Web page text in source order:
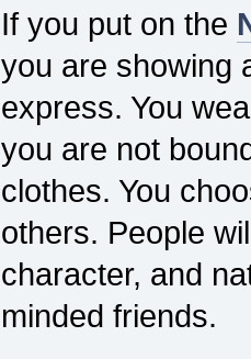
If you put on the
you are showing
express. You
you are not
clothes. You
others. People
character, and
minded friends.